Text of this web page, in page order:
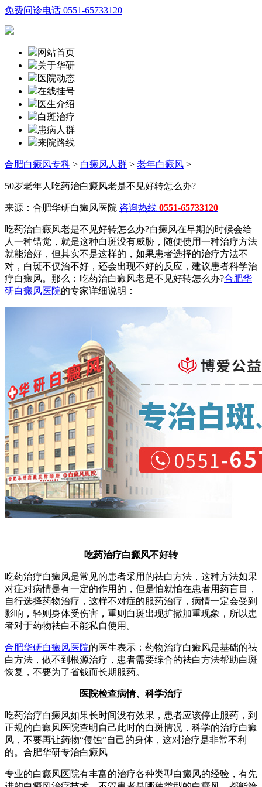
免费问诊电话 0551-65733120
网站首页
关于华研
医院动态
在线挂号
医生介绍
白斑治疗
患病人群
来院路线
合肥白癜风专科 > 白癜风人群 > 老年白癜风 >
50岁老年人吃药治白癜风老是不见好转怎么办?
来源：合肥华研白癜风医院 咨询热线 0551-65733120
吃药治白癜风老是不见好转怎么办?白癜风在早期的时候会给
人一种错觉，就是这种白斑没有威胁，随便使用一种治疗方法
就能治好，但其实不是这样的，如果患者选择的治疗方法不
对，白斑不仅治不好，还会出现不好的反应，建议患者科学治
疗白癜风。那么：吃药治白癜风老是不见好转怎么办?合肥华
研白癜风医院的专家详细说明：
吃药治疗白癜风不好转
吃药治疗白癜风是常见的患者采用的祛白方法，这种方法如果
对症对病情是有一定的作用的，但是怕就怕在患者用药盲目，
自行选择药物治疗，这样不对症的服药治疗，病情一定会受到
影响，轻则身体受伤害，重则白斑出现扩撒加重现象，所以患
者对于药物祛白不能私自使用。
合肥华研白癜风医院的医生表示：药物治疗白癜风是基础的祛
白方法，做不到根源治疗，患者需要综合的祛白方法帮助白斑
恢复，不要为了省钱而长期服药。
医院检查病情、科学治疗
吃药治疗白癜风如果长时间没有效果，患者应该停止服药，到
正规的白癜风医院查明自己此时的白斑情况，科学的治疗白癜
风，不要再让药物“侵蚀”自己的身体，这对治疗是非常不利
的。合肥华研专治白癜风
专业的白癜风医院有丰富的治疗各种类型白癜风的经验，有先